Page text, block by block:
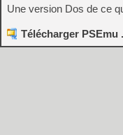
Une version Dos de ce
Télécharger PSEmu